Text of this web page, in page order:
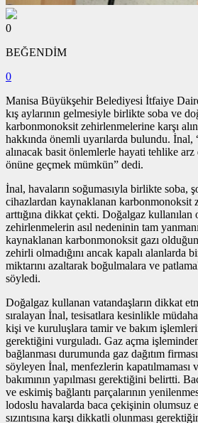
0
BEĞENDİM
0
Manisa Büyükşehir Belediyesi İtfaiye
kış aylarının gelmesiyle birlikte soba ve
karbonmonoksit zehirlenmelerine karşı
hakkında önemli uyarılarda bulundu. İnal,
alınacak basit önlemlerle hayati tehlike arz
önüne geçmek mümkün” dedi.
İnal, havaların soğumasıyla birlikte soba,
cihazlardan kaynaklanan karbonmonoksit
arttığına dikkat çekti. Doğalgaz kullanılan
zehirlenmelerin asıl nedeninin tam
kaynaklanan karbonmonoksit gazı
zehirli olmadığını ancak kapalı alanlarda
miktarını azaltarak boğulmalara ve
söyledi.
Doğalgaz kullanan vatandaşların dikkat
sıralayan İnal, tesisatlara kesinlikle
kişi ve kuruluşlara tamir ve bakım
gerektiğini vurguladı. Gaz açma
bağlanması durumunda gaz dağıtım
söyleyen İnal, menfezlerin kapatılmaması
bakımının yapılması gerektiğini belirtti.
ve eskimiş bağlantı parçalarının
lodoslu havalarda baca çekişinin olumsuz
sızıntısına karşı dikkatli olunması